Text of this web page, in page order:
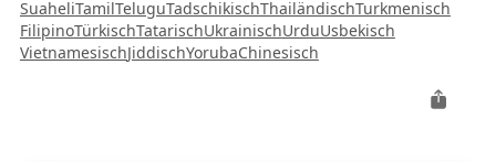
SuaheliTamilTeluguTadschikischThailändischTurkmenisch
FilipinoTürkischTatarischUkrainischUrduUsbekisch
VietnamesischJiddischYorubaChinesisch